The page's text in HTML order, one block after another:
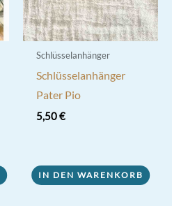
Schlüsselanhänger
Schlüsselanhänger
Pater Pio
5,50€
IN DEN WARENKORB